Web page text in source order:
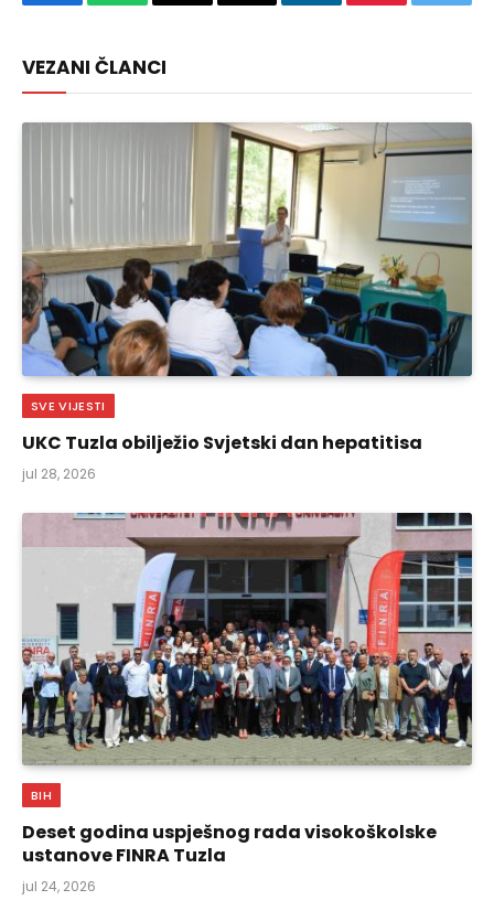
FacebookWhatsAppCopy
Email LinkedInPinterest
VEZANI ČLANCI
SVE VIJESTI
UKC Tuzla obilježio Svjetski dan hepatitisa
jul 28, 2026
BIH
Deset godina uspješnog rada visokoškolske
ustanove FINRA Tuzla
jul 24, 2026